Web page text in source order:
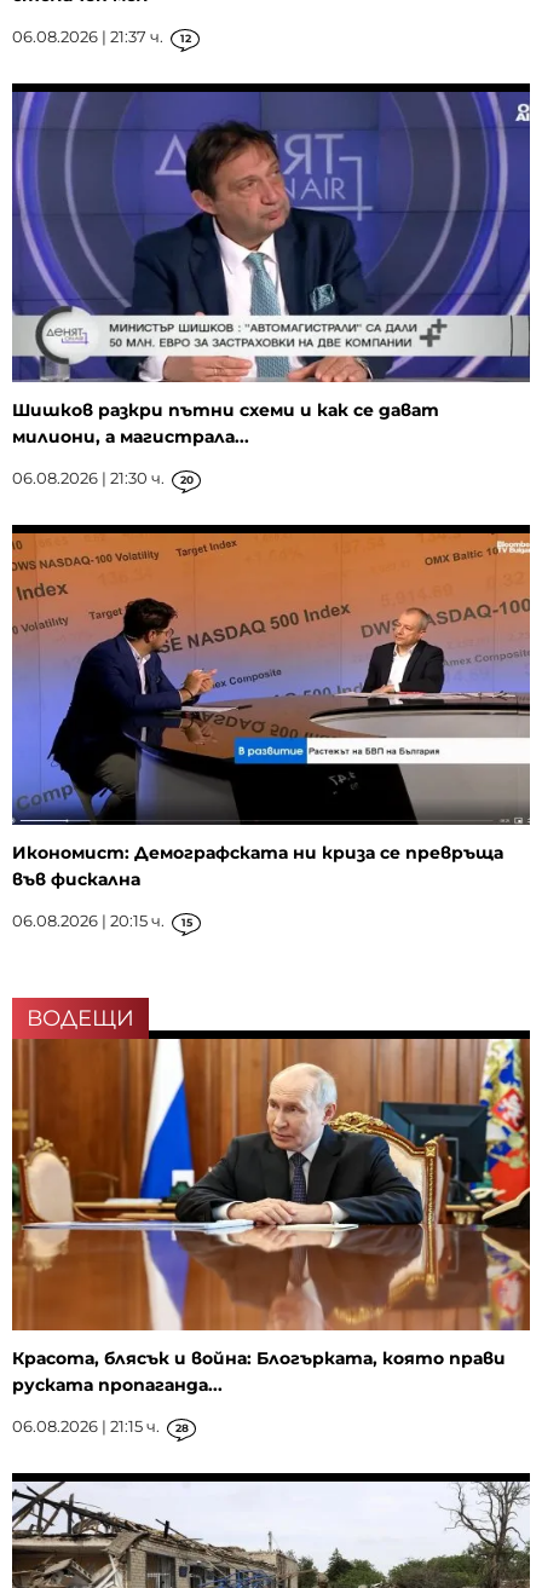
06.08.2026 | 21:37 ч. 12
Шишков разкри пътни схеми и как се дават
милиони, а магистрала...
06.08.2026 | 21:30 ч. 20
Икономист: Демографската ни криза се превръща
във фискална
06.08.2026 | 20:15 ч. 15
ВОДЕЩИ
Красота, блясък и война: Блогърката, която прави
руската пропаганда...
06.08.2026 | 21:15 ч. 28